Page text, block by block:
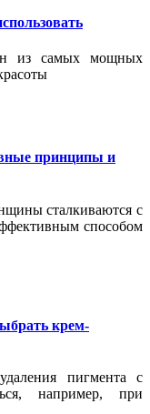
из самых мощных
принципы и
сталкиваются с
способом
крем-
пигмента с
например, при